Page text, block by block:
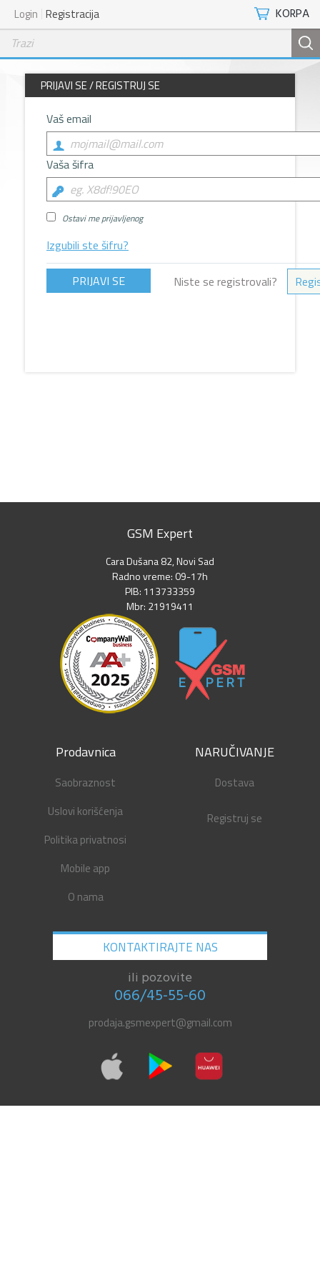
KORPA
Login Registracija
PRIJAVI SE / REGISTRUJ SE
Vaš email
Vaša šifra
Ostavi me prijavljenog
Izgubili ste šifru?
Niste se registrovali?
GSM Expert
Cara Dušana 82, Novi Sad
Radno vreme: 09-17h
PIB: 113733359
Mbr: 21919411
Prodavnica
Saobraznost
Uslovi korišćenja
Politika privatnosi
Mobile app
O nama
NARUČIVANJE
Dostava
Registruj se
KONTAKTIRAJTE NAS
ili pozovite
066/45-55-60
prodaja.gsmexpert@gmail.com